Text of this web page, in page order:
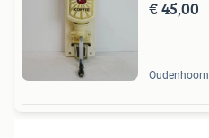
€ 45,00
Oudenhoorn